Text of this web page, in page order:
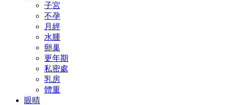
子宮
不孕
月經
水腫
卵巢
更年期
私密處
乳房
體重
眼晴